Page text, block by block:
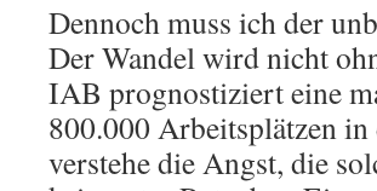
Dennoch muss ich der
Der Wandel wird nicht
IAB prognostiziert eine
800.000 Arbeitsplätzen
verstehe die Angst, die